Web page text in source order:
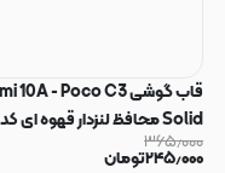
Solid محافظ لنزدار قهوه ای کد E19-180214
۳۶۵٫۰۰۰
۲۴۵٫۰۰۰تومان